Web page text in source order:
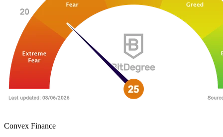
Convex Finance